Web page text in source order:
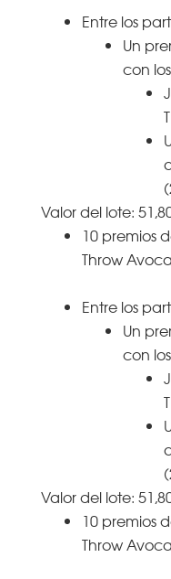
Entre los
Un
con
Valor del lote:
10 premios
Throw
Entre los
Un
con
Valor del lote:
10 premios
Throw